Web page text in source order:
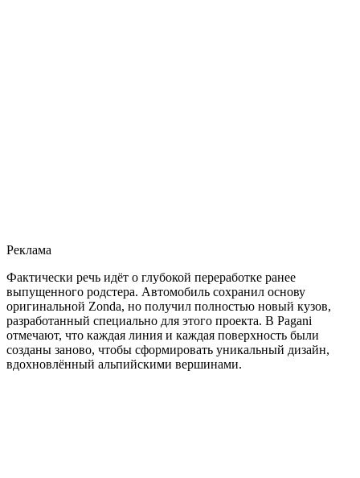
Реклама
Фактически речь идёт о глубокой переработке ранее
выпущенного родстера. Автомобиль сохранил основу
оригинальной Zonda, но получил полностью новый кузов,
разработанный специально для этого проекта. В Pagani
отмечают, что каждая линия и каждая поверхность были
созданы заново, чтобы сформировать уникальный дизайн,
вдохновлённый альпийскими вершинами.